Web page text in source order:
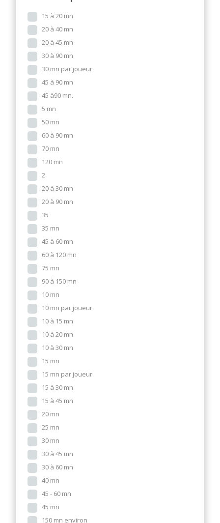
15 à 20 mn
20 à 40 mn
20 à 45 mn
30 à 90 mn
30 mn par joueur
45 à 90 mn
45 à90 mn.
5 mn
50 mn
60 à 90 mn
70 mn
120 mn
2
20 à 30 mn
20 à 90 mn
35
35 mn
45 à 60 mn
60 à 120 mn
75 mn
90 à 150 mn
10 mn
10 mn par joueur.
10 à 15 mn
10 à 20 mn
10 à 30 mn
15 mn
15 mn par joueur
15 à 30 mn
15 à 45 mn
20 mn
25 mn
30 mn
30 à 45 mn
30 à 60 mn
40 mn
45 - 60 mn
45 mn
150 mn environ